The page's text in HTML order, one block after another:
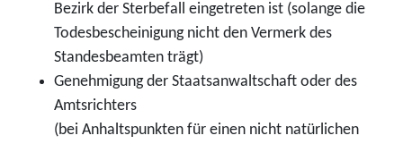
Bezirk der Sterbefall eingetreten ist (solange die
Todesbescheinigung nicht den Vermerk des
Standesbeamten trägt)
Genehmigung der Staatsanwaltschaft oder des
Amtsrichters
(bei Anhaltspunkten für einen nicht natürlichen